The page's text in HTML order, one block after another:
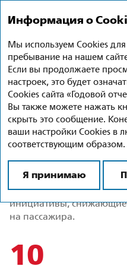
Важную роль в
и привлечении новых
маркетинговая
АО «ФПК» –
ответственная
удовлетворенности
железнодорожных
использует
инициативы, снижающие
на пассажира.
10
Информация о
Мы используем Cookies
пребывание на нашем
Если вы продолжаете
настроек, это будет
Cookies сайта «Годовой
Вы также можете нажать
скрыть это сообщение.
ваши настройки Cookies в
соответствующим образом.
Я принимаю